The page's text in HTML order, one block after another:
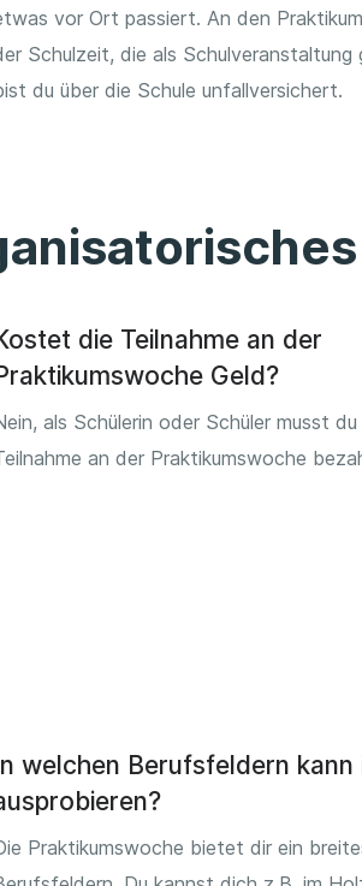
vor Ort passiert. An den
Schulzeit, die als Schulveranstaltung
du über die Schule unfallversichert.
die Teilnahme an der
Geld?
als Schülerin oder Schüler musst
an der Praktikumswoche
welchen Berufsfeldern kann
Praktikumswoche bietet dir ein